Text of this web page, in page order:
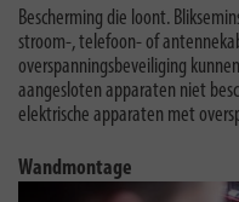
Bescherming die loont.
stroom-, telefoon- of
overspanningsbeveiliging
aangesloten apparaten niet
elektrische apparaten met
Wandmontage